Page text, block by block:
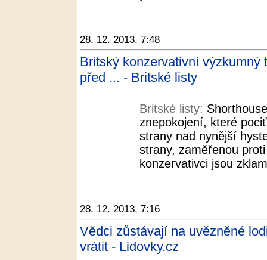
28. 12. 2013, 7:48
Britský konzervativní výzkumný
před ... - Britské listy
Britské listy:
znepokojení, které
strany nad nynější
strany, zaměřenou
konzervativci jsou
28. 12. 2013, 7:16
Vědci zůstávají na uvězněné
vrátit - Lidovky.cz